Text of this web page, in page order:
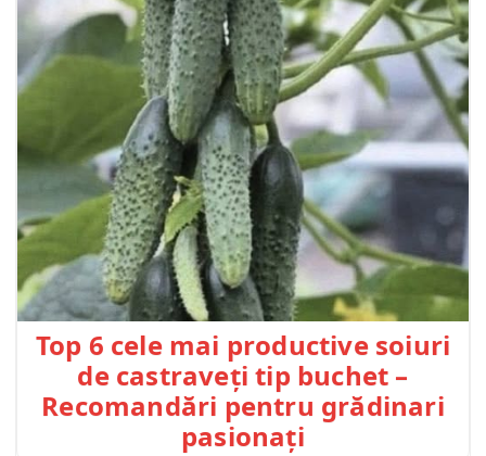
Top 6 cele mai productive soiuri
de castraveți tip buchet –
Recomandări pentru grădinari
pasionați